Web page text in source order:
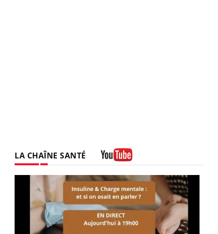
LA CHAÎNE SANTÉ